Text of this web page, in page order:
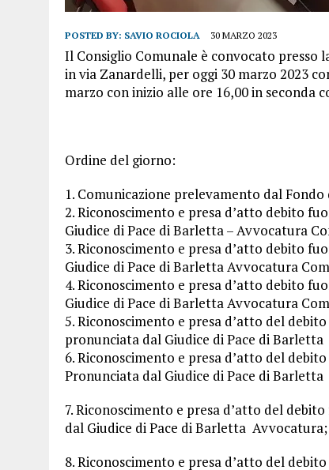
POSTED BY: SAVIO ROCIOLA 30 MARZO 2023
Il Consiglio Comunale è convocato presso
in via Zanardelli, per oggi 30 marzo 2023
marzo con inizio alle ore 16,00 in seconda
Ordine del giorno:
1. Comunicazione prelevamento dal Fondo
2. Riconoscimento e presa d’atto debito
Giudice di Pace di Barletta – Avvocatura
3. Riconoscimento e presa d’atto debito
Giudice di Pace di Barletta Avvocatura
4. Riconoscimento e presa d’atto debito
Giudice di Pace di Barletta Avvocatura
5. Riconoscimento e presa d’atto del
pronunciata dal Giudice di Pace di
6. Riconoscimento e presa d’atto del
Pronunciata dal Giudice di Pace di
7. Riconoscimento e presa d’atto del
dal Giudice di Pace di Barletta Avvocatura;
8. Riconoscimento e presa d’atto del